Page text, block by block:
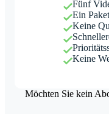
Fünf
Ein
Keine
Keine
Möchten Sie kein